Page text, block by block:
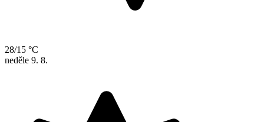
28/15 °C
neděle 9. 8.